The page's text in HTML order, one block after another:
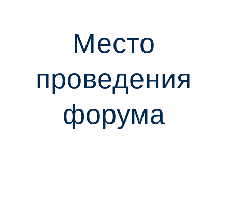
Место
проведения
форума